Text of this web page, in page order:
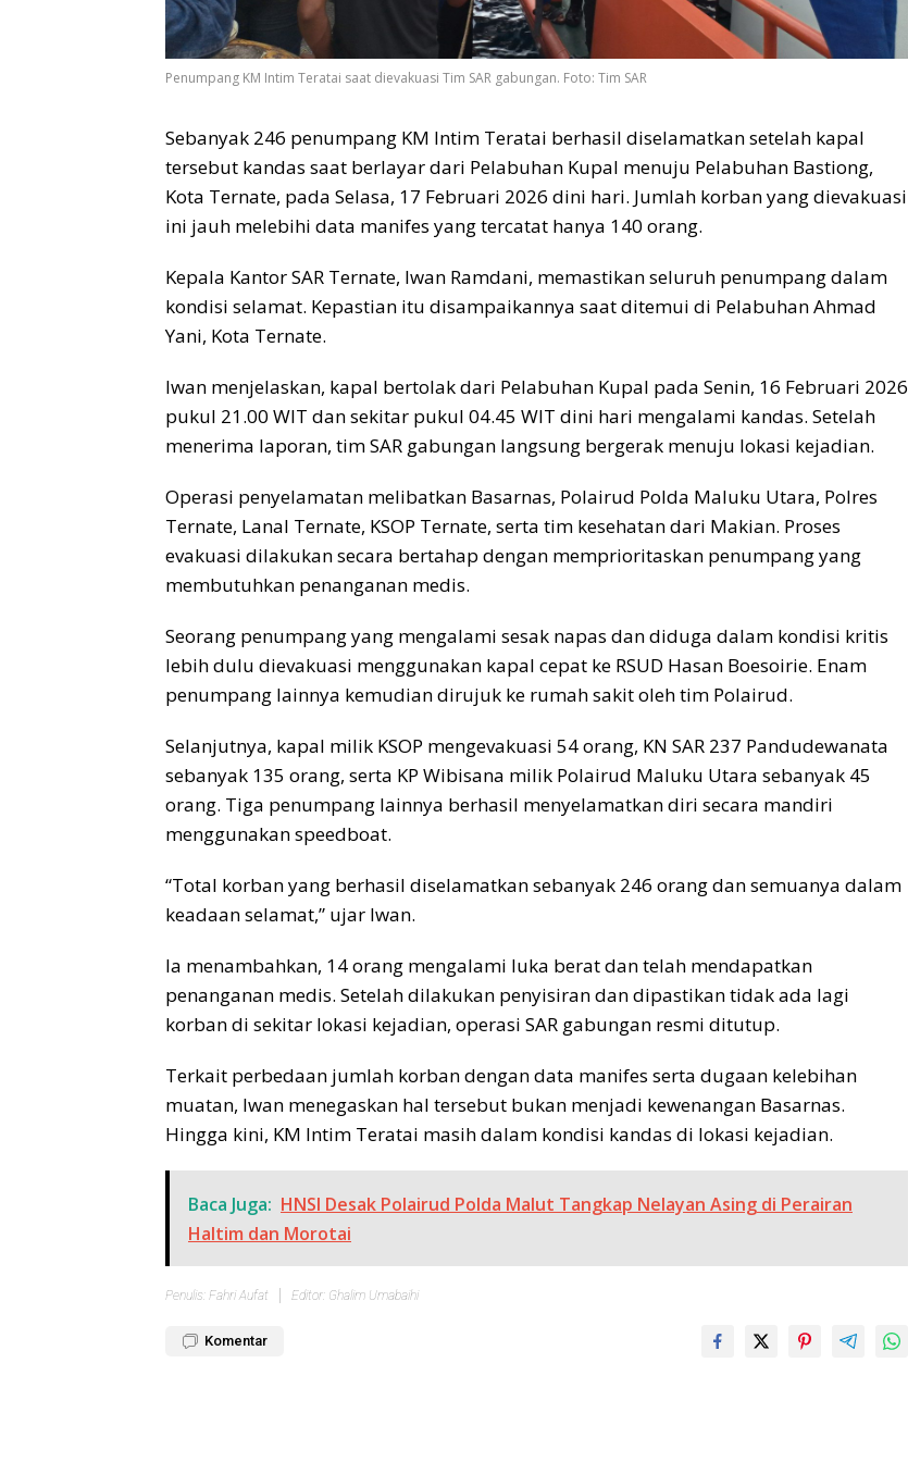
Penumpang KM Intim Teratai saat dievakuasi Tim SAR gabungan. Foto: Tim SAR
Sebanyak 246 penumpang KM Intim Teratai berhasil diselamatkan setelah kapal
tersebut kandas saat berlayar dari Pelabuhan Kupal menuju Pelabuhan Bastiong,
Kota Ternate, pada Selasa, 17 Februari 2026 dini hari. Jumlah korban yang dievakuasi
ini jauh melebihi data manifes yang tercatat hanya 140 orang.
Kepala Kantor SAR Ternate, Iwan Ramdani, memastikan seluruh penumpang dalam
kondisi selamat. Kepastian itu disampaikannya saat ditemui di Pelabuhan Ahmad
Yani, Kota Ternate.
Iwan menjelaskan, kapal bertolak dari Pelabuhan Kupal pada Senin, 16 Februari 2026
pukul 21.00 WIT dan sekitar pukul 04.45 WIT dini hari mengalami kandas. Setelah
menerima laporan, tim SAR gabungan langsung bergerak menuju lokasi kejadian.
Operasi penyelamatan melibatkan Basarnas, Polairud Polda Maluku Utara, Polres
Ternate, Lanal Ternate, KSOP Ternate, serta tim kesehatan dari Makian. Proses
evakuasi dilakukan secara bertahap dengan memprioritaskan penumpang yang
membutuhkan penanganan medis.
Seorang penumpang yang mengalami sesak napas dan diduga dalam kondisi kritis
lebih dulu dievakuasi menggunakan kapal cepat ke RSUD Hasan Boesoirie. Enam
penumpang lainnya kemudian dirujuk ke rumah sakit oleh tim Polairud.
Selanjutnya, kapal milik KSOP mengevakuasi 54 orang, KN SAR 237 Pandudewanata
sebanyak 135 orang, serta KP Wibisana milik Polairud Maluku Utara sebanyak 45
orang. Tiga penumpang lainnya berhasil menyelamatkan diri secara mandiri
menggunakan speedboat.
“Total korban yang berhasil diselamatkan sebanyak 246 orang dan semuanya dalam
keadaan selamat,” ujar Iwan.
Ia menambahkan, 14 orang mengalami luka berat dan telah mendapatkan
penanganan medis. Setelah dilakukan penyisiran dan dipastikan tidak ada lagi
korban di sekitar lokasi kejadian, operasi SAR gabungan resmi ditutup.
Terkait perbedaan jumlah korban dengan data manifes serta dugaan kelebihan
muatan, Iwan menegaskan hal tersebut bukan menjadi kewenangan Basarnas.
Hingga kini, KM Intim Teratai masih dalam kondisi kandas di lokasi kejadian.
Baca Juga: HNSI Desak Polairud Polda Malut Tangkap Nelayan Asing di Perairan
Haltim dan Morotai
Penulis: Fahri Aufat Editor: Ghalim Umabaihi
Komentar